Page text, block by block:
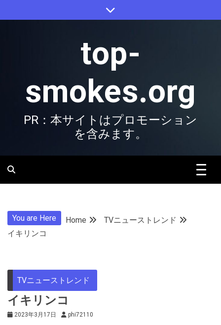
to
top-
smokes.org
PR：本サイトはプロモーション
を含みます。
You are Here Home
TVニューストレンド
イキリンコ
TVニューストレンド
イキリンコ
2023年3月17日 phi72110